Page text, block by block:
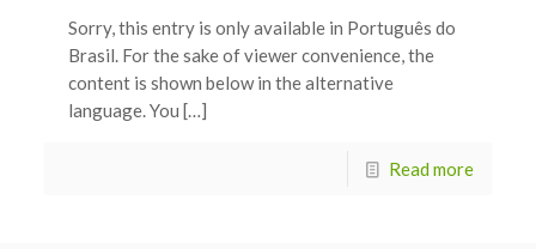
Sorry, this entry is only available in Português do
Brasil. For the sake of viewer convenience, the
content is shown below in the alternative
language. You […]
Read more